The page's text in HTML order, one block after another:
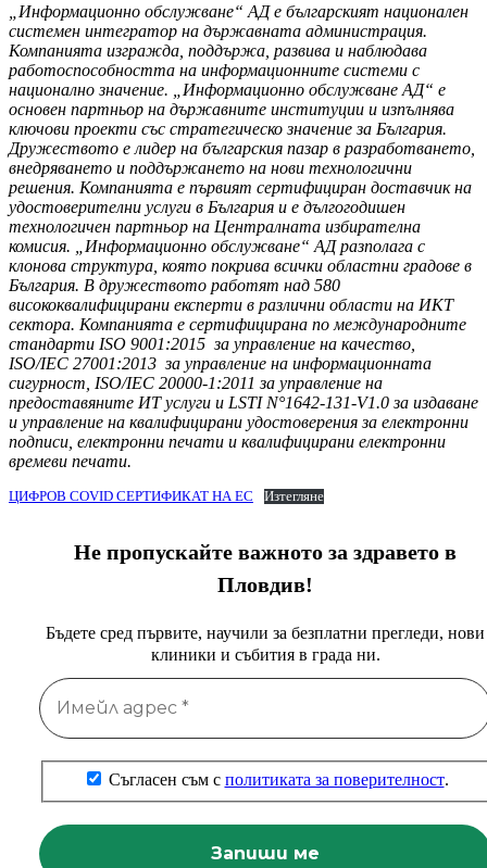
„Информационно обслужване“ АД е българският национален
системен интегратор на държавната администрация.
Компанията изгражда, поддържа, развива и наблюдава
работоспособността на информационните системи с
национално значение. „Информационно обслужване АД“ е
основен партньор на държавните институции и изпълнява
ключови проекти със стратегическо значение за България.
Дружеството е лидер на българския пазар в разработването,
внедряването и поддържането на нови технологични
решения. Компанията е първият сертифициран доставчик на
удостоверителни услуги в България и е дългогодишен
технологичен партньор на Централната избирателна
комисия. „Информационно обслужване“ АД разполага с
клонова структура, която покрива всички областни градове в
България. В дружеството работят над 580
висококвалифицирани експерти в различни области на ИКТ
сектора. Компанията е сертифицирана по международните
стандарти ISO 9001:2015 за управление на качество,
ISO/IEC 27001:2013 за управление на информационната
сигурност, ISO/IEC 20000-1:2011 за управление на
предоставяните ИТ услуги и LSTI N°1642-131-V1.0 за издаване
и управление на квалифицирани удостоверения за електронни
подписи, електронни печати и квалифицирани електронни
времеви печати.
ЦИФРОВ COVID СЕРТИФИКАТ НА ЕС Изтегляне
Не пропускайте важното за здравето в
Пловдив!
Бъдете сред първите, научили за безплатни прегледи, нови
клиники и събития в града ни.
Съгласен съм с политиката за поверителност.